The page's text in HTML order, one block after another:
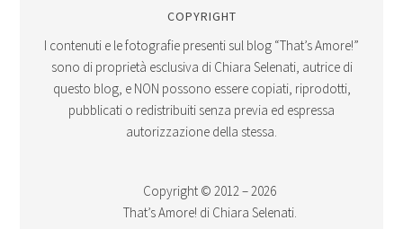
COPYRIGHT
I contenuti e le fotografie presenti sul blog “That’s Amore!”
sono di proprietà esclusiva di Chiara Selenati, autrice di
questo blog, e NON possono essere copiati, riprodotti,
pubblicati o redistribuiti senza previa ed espressa
autorizzazione della stessa.
Copyright © 2012 – 2026
That’s Amore! di Chiara Selenati.